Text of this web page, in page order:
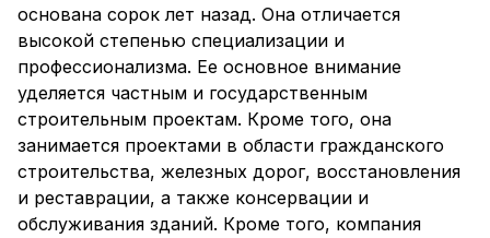
основана сорок лет назад. Она отличается
высокой степенью специализации и
профессионализма. Ее основное внимание
уделяется частным и государственным
строительным проектам. Кроме того, она
занимается проектами в области гражданского
строительства, железных дорог, восстановления
и реставрации, а также консервации и
обслуживания зданий. Кроме того, компания